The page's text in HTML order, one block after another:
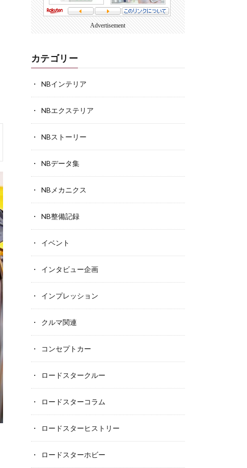
Advertisement
カテゴリー
NBインテリア
NBエクステリア
NBストーリー
NBデータ集
NBメカニクス
NB整備記録
イベント
インタビュー企画
インプレッション
クルマ関連
コンセプトカー
ロードスタークルー
ロードスターコラム
ロードスターヒストリー
ロードスターホビー